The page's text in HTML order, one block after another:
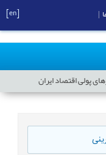
پولی اقتصاد ایران